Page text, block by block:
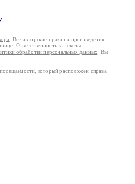
. Все авторские права на произведения
Ответственность за тексты
обработки персональных данных
. Вы
который расположен справа